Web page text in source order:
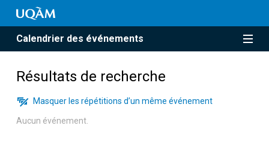
Calendrier des événements
Résultats de recherche
Masquer les répétitions d’un même événement
Aucun événement.